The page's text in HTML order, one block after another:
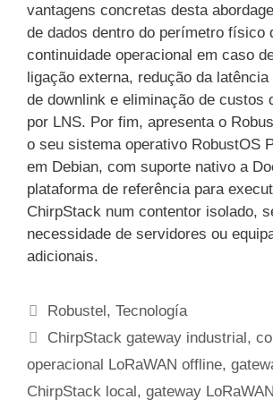
vantagens concretas desta
de dados dentro do perímetro físico
continuidade operacional em caso
ligação externa, redução da
de downlink e eliminação de custos
por LNS. Por fim, apresenta o
o seu sistema operativo RobustOS
em Debian, com suporte nativo a
plataforma de referência para
ChirpStack num contentor isolado,
necessidade de servidores ou
adicionais.
Categorias
Robustel,Tecnología
Etiquetas
ChirpStack gateway industrial,
operacional LoRaWAN offline,
ChirpStack local, gateway